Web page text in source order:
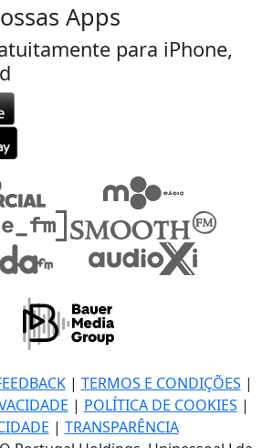
Apps
para iPhone,
| TERMOS E CONDIÇÕES |
| POLÍTICA DE COOKIES |
| TRANSPARÊNCIA